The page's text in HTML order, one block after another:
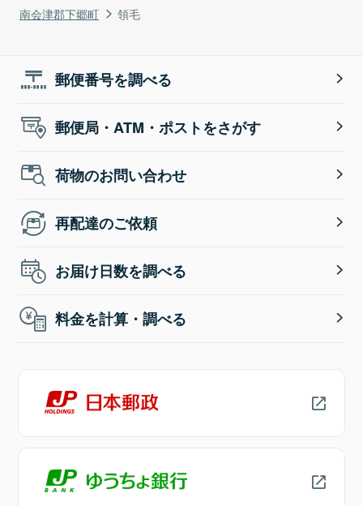
南会津郡下郷町
領毛
郵便番号を調べる
郵便局・ATM・ポストをさがす
荷物のお問い合わせ
再配達のご依頼
お届け日数を調べる
料金を計算・調べる